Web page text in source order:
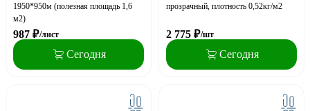
1950*950м (полезная площадь 1,6
м2)
987 ₽/лист
Сегодня
прозрачный, плотность 0,52кг/м2
2 775 ₽/шт
Сегодня